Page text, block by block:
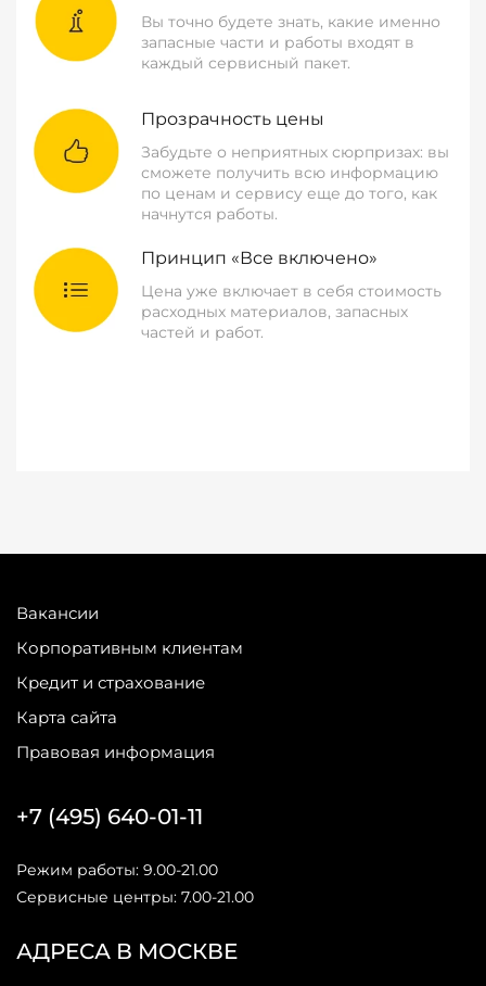
Вы точно будете знать, какие именно
запасные части и работы входят в
каждый сервисный пакет.
Прозрачность цены
Забудьте о неприятных сюрпризах: вы
сможете получить всю информацию
по ценам и сервису еще до того, как
начнутся работы.
Принцип «Все включено»
Цена уже включает в себя стоимость
расходных материалов, запасных
частей и работ.
Вакансии
Корпоративным клиентам
Кредит и страхование
Карта сайта
Правовая информация
АДРЕСА В МОСКВЕ
+7 (495) 640-01-11
Режим работы: 9.00-21.00
Сервисные центры: 7.00-21.00